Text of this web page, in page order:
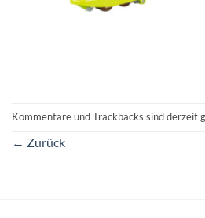
Kommentare und Trackbacks sind derzeit
← Zurück